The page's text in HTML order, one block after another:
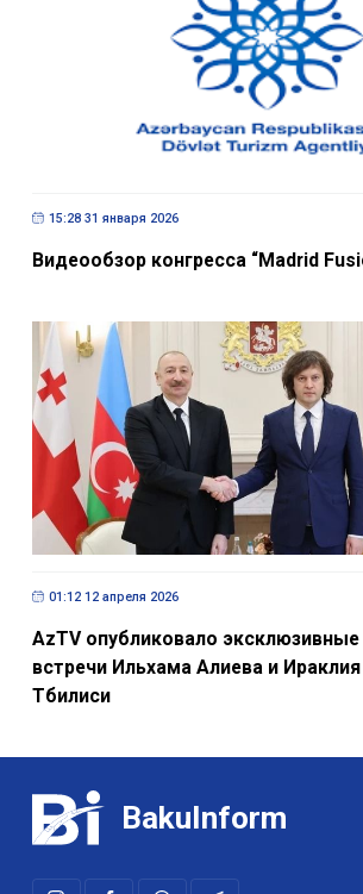
15:28 31 января 2026
Видеообзор конгресса “Madrid
01:12 12 апреля 2026
AzTV опубликовало
встречи Ильхама Алиева и
Тбилиси
BakuInform